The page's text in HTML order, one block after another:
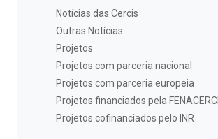
Notícias das Cercis
Outras Notícias
Projetos
Projetos com parceria nacional
Projetos com parceria europeia
Projetos financiados pela FENACERCI
Projetos cofinanciados pelo INR